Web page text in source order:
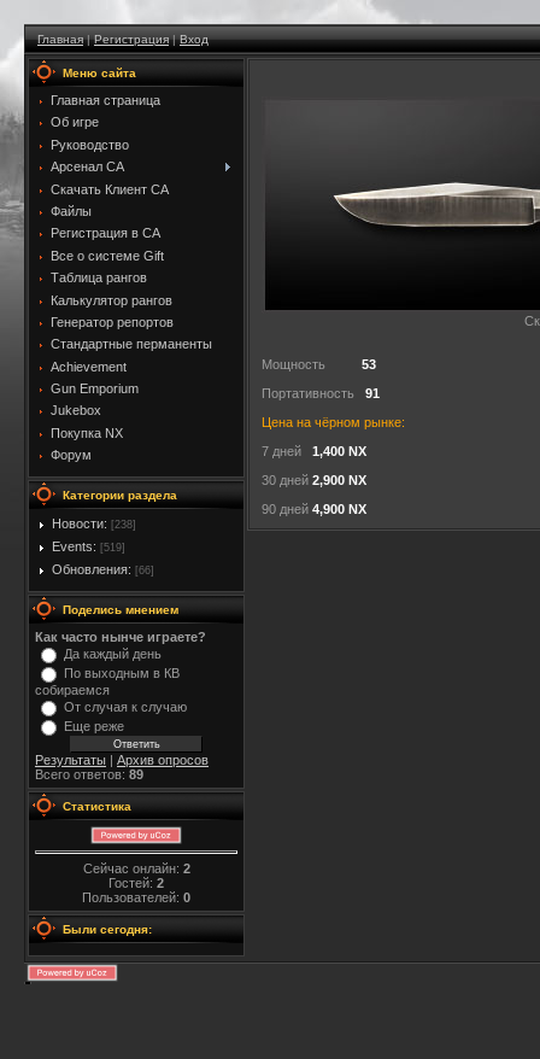
Главная|Регистрация|Вход
Меню сайта
Главная страница
Об игре
Руководство
Арсенал CA
Скачать Клиент CA
Файлы
Регистрация в CA
Все о системе Gift
Таблица рангов
Калькулятор рангов
Генератор репортов
Стандартные перманенты
Achievement
Gun Emporium
Jukebox
Покупка NX
Форум
Категории раздела
Новости: [238]
Events: [519]
Обновления: [66]
Поделись мнением
Как часто нынче играете?
Да каждый день
По выходным в КВ
собираемся
От случая к случаю
Еще реже
Результаты | Архив опросов
Всего ответов: 89
Статистика
Сейчас онлайн: 2
Гостей: 2
Пользователей: 0
Были сегодня:
Мощность 53
Портативность 91
Цена на чёрном рынке:
7 дней 1,400 NX
30 дней 2,900 NX
90 дней 4,900 NX